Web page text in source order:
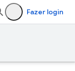
Fazer login